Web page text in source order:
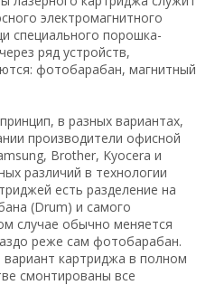
электромагнитного
специального порошка-
ряд устройств,
фотобарабан, магнитный
в разных вариантах,
производители офисной
Brother, Kyocera и
различий в технологии
есть разделение на
(Drum) и самого
случае обычно меняется
реже сам фотобарабан.
картриджа в полном
смонтированы все